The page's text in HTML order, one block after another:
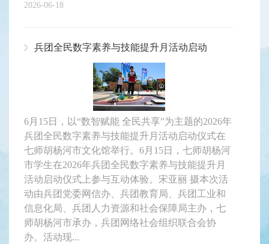
2026-06-18
兵团全民数字素养与技能提升月活动启动
6月15日，以“数智赋能 全民共享”为主题的2026年
兵团全民数字素养与技能提升月活动启动仪式在
七师胡杨河市文化馆举行。6月15日，七师胡杨河
市学生在2026年兵团全民数字素养与技能提升月
活动启动仪式上参与互动体验。宋亚丽 摄本次活
动由兵团党委网信办、兵团教育局、兵团工业和
信息化局、兵团人力资源和社会保障局主办，七
师胡杨河市承办，兵团网络社会组织联合会协
办。活动现...